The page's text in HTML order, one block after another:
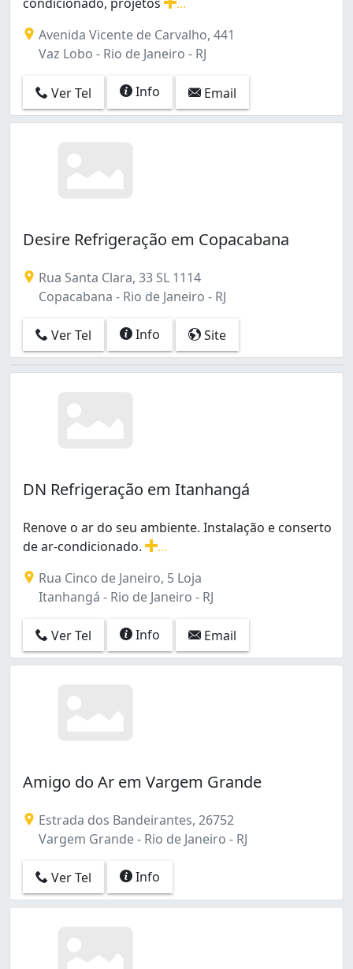
Vigário Geral (1)
Vila Isabel (7)
Vila Valqueire (2)
Vila da Penha (3)
condicionado, projetos
Avenida Vicente de Carvalho, 441
Vaz Lobo - Rio de Janeiro - RJ
Ver Tel Info Email
Desire Refrigeração em Copacabana
Rua Santa Clara, 33 SL 1114
Copacabana - Rio de Janeiro - RJ
Ver Tel Info Site
DN Refrigeração em Itanhangá
Renove o ar do seu ambiente. Instalação e conserto
de ar-condicionado.
Rua Cinco de Janeiro, 5 Loja
Itanhangá - Rio de Janeiro - RJ
Ver Tel Info Email
Amigo do Ar em Vargem Grande
Estrada dos Bandeirantes, 26752
Vargem Grande - Rio de Janeiro - RJ
Ver Tel Info